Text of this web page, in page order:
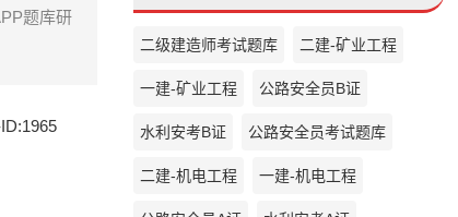
题库研
二级建造师考试题库 二建-矿业工程
一建-矿业工程 公路安全员B证
水利安考B证 公路安全员考试题库
二建-机电工程 一建-机电工程